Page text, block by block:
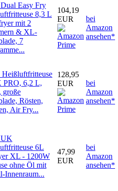
Easy Fry
8,3 L
mit 2
& XL-
7
104,19
EUR
bei
Amazon
ansehen*
6,2 L,
große
Rösten,
Air Fry...
128,95
EUR
bei
Amazon
ansehen*
6L
XL - 1200W
ohne Öl mit
Innenraum...
47,99
EUR
bei
Amazon
ansehen*